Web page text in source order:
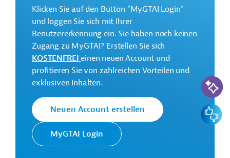
Weiteren ist die Verbesserung des Umweltschutzes und
der Erhaltung der Ressourcen, die Entwicklung eines
nachhaltigen Natur- und Kulturtourismus sowie die
Förderung der grenzüberschreitenden
Beschäftigungsmöglichkeiten und des öffentlichen
Gesundheitswesens vorgesehen.
Weitere Informationen zu dem Aktionsprogramm für
die grenzüberschreitende Zusammenarbeit finden Sie in
den Originaldokumenten, die zum Download
bereitstehen.
Bei Fragen wenden Sie sich bitte an das Brüsseler Büro
Klicken Sie auf den Button "MyGTAI Login"
und loggen Sie sich mit Ihrer
Benutzererkennung ein. Sie haben noch keinen
Zugang zu MyGTAI? Erstellen Sie sich
KOSTENFREIeinen neuen Account und
profitieren Sie von zahlreichen Vorteilen und
exklusiven Inhalten.
Neuen Account erstellen
MyGTAI Login
KI-